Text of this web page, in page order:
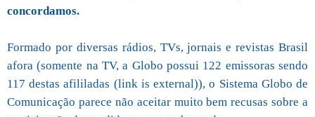
concordamos.
Formado por diversas rádios, TVs, jornais e revistas Brasil
afora (somente na TV, a Globo possui 122 emissoras sendo
117 destas afililadas (link is external)), o Sistema Globo de
Comunicação parece não aceitar muito bem recusas sobre a